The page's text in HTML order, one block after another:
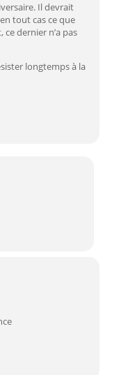
Il devrait
tout cas ce que
dernier n’a pas
longtemps à la